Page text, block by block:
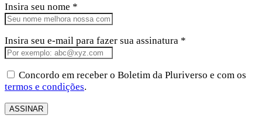
Insira seu nome *
Insira seu e-mail para fazer sua assinatura *
Concordo em receber o Boletim da Pluriverso e com os
termos e condições.